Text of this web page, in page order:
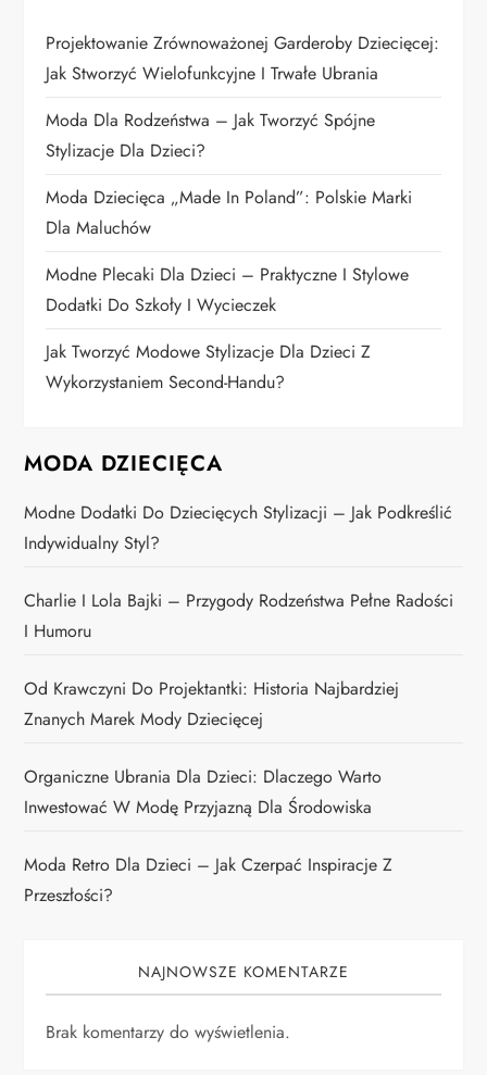
w
p
i
s
u
Projektowanie Zrównoważonej Garderoby Dziecięcej:
Jak Stworzyć Wielofunkcyjne I Trwałe Ubrania
Moda Dla Rodzeństwa – Jak Tworzyć Spójne
Stylizacje Dla Dzieci?
Moda Dziecięca „Made In Poland”: Polskie Marki
Dla Maluchów
Modne Plecaki Dla Dzieci – Praktyczne I Stylowe
Dodatki Do Szkoły I Wycieczek
Jak Tworzyć Modowe Stylizacje Dla Dzieci Z
Wykorzystaniem Second-Handu?
MODA DZIECIĘCA
Modne Dodatki Do Dziecięcych Stylizacji – Jak Podkreślić
Indywidualny Styl?
Charlie I Lola Bajki – Przygody Rodzeństwa Pełne Radości
I Humoru
Od Krawczyni Do Projektantki: Historia Najbardziej
Znanych Marek Mody Dziecięcej
Organiczne Ubrania Dla Dzieci: Dlaczego Warto
Inwestować W Modę Przyjazną Dla Środowiska
Moda Retro Dla Dzieci – Jak Czerpać Inspiracje Z
Przeszłości?
NAJNOWSZE KOMENTARZE
Brak komentarzy do wyświetlenia.